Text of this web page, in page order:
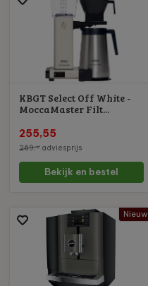
KBGT Select Off White -
MoccaMaster Filt...
255,55
269,- adviesprijs
Bekijk en bestel
Nieuw